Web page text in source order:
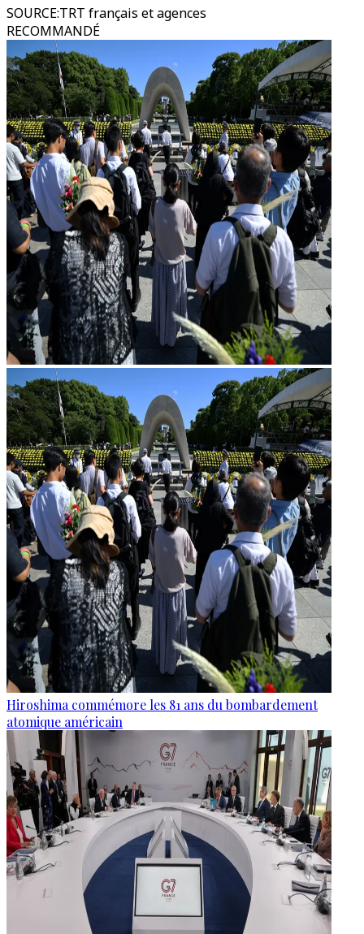
SOURCE:TRT français et agences
RECOMMANDÉ
Hiroshima commémore les 81 ans du bombardement
atomique américain